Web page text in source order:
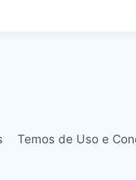
Temos de Uso e